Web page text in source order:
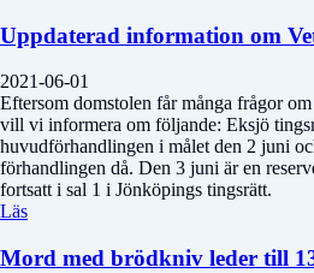
Uppdaterad information om
2021-06-01
Eftersom domstolen får många frågor
vill vi informera om följande: Eksjö
huvudförhandlingen i målet den 2 juni
förhandlingen då. Den 3 juni är en
fortsatt i sal 1 i Jönköpings tingsrätt.
Läs
Mord med brödkniv leder till